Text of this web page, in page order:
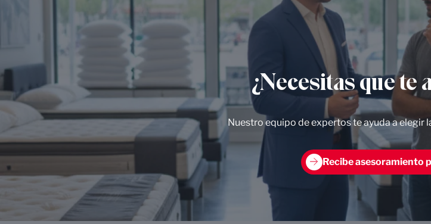
¿Necesitas que te
Nuestro equipo de expertos te ayuda a elegir
Recibe asesoramiento